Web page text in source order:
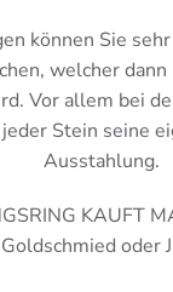
können Sie
welcher
Vor allem bei
Stein seine
Ausstahlung.
KAUFT
oder